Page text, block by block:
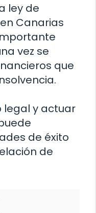
ley de
Canarias
vez se
que
legal y actuar
de éxito
de